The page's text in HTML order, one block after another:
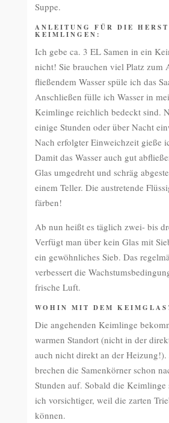
Suppe.
ANLEITUNG FÜR DIE
KEIMLINGEN:
Ich gebe ca. 3 EL Samen in ein
nicht! Sie brauchen viel Platz zum
fließendem Wasser spüle ich das
Anschließen fülle ich Wasser in
Keimlinge reichlich bedeckt sind.
einige Stunden oder über Nacht
Nach erfolgter Einweichzeit gieße
Damit das Wasser auch gut
Glas umgedreht und schräg
einem Teller. Die austretende
färben!
Ab nun heißt es täglich zwei- bis
Verfügt man über kein Glas mit
ein gewöhnliches Sieb. Das
verbessert die
frische Luft.
WOHIN MIT DEM
Die angehenden Keimlinge
warmen Standort (nicht in der
auch nicht direkt an der Heizung!).
brechen die Samenkörner schon
Stunden auf. Sobald die Keimlinge
ich vorsichtiger, weil die zarten
können.